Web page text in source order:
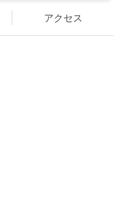
アクセス